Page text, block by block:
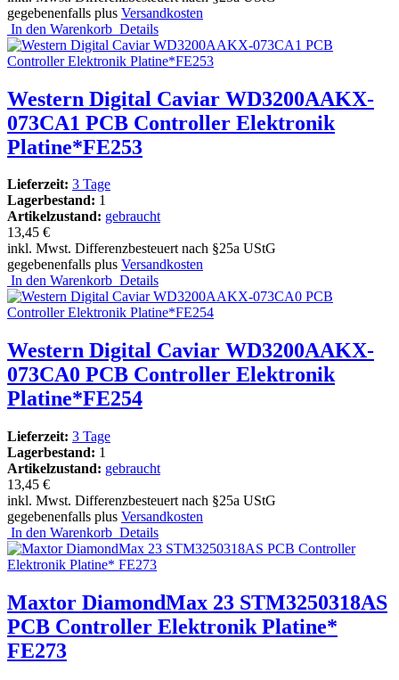
gegebenenfalls plus Versandkosten
In den Warenkorb Details
Western Digital Caviar WD3200AAKX-
073CA1 PCB Controller Elektronik
Platine*FE253
Lieferzeit: 3 Tage
Lagerbestand: 1
Artikelzustand: gebraucht
13,45 €
inkl. Mwst. Differenzbesteuert nach §25a UStG
gegebenenfalls plus Versandkosten
In den Warenkorb Details
Western Digital Caviar WD3200AAKX-
073CA0 PCB Controller Elektronik
Platine*FE254
Lieferzeit: 3 Tage
Lagerbestand: 1
Artikelzustand: gebraucht
13,45 €
inkl. Mwst. Differenzbesteuert nach §25a UStG
gegebenenfalls plus Versandkosten
In den Warenkorb Details
Maxtor DiamondMax 23 STM3250318AS
PCB Controller Elektronik Platine*
FE273